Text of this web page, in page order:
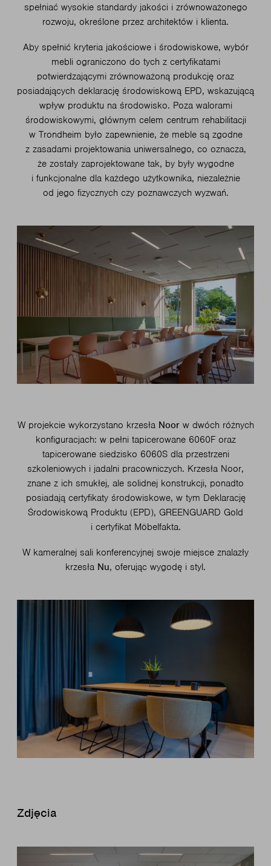
spełniać wysokie standardy jakości i zrównoważonego
rozwoju, określone przez architektów i klienta.
Aby spełnić kryteria jakościowe i środowiskowe, wybór
mebli ograniczono do tych z certyfikatami
potwierdzającymi zrównoważoną produkcję oraz
posiadających deklarację środowiskową EPD, wskazującą
wpływ produktu na środowisko. Poza walorami
środowiskowymi, głównym celem centrum rehabilitacji
w Trondheim było zapewnienie, że meble są zgodne
z zasadami projektowania uniwersalnego, co oznacza,
że zostały zaprojektowane tak, by były wygodne
i funkcjonalne dla każdego użytkownika, niezależnie
od jego fizycznych czy poznawczych wyzwań.
W projekcie wykorzystano krzesła Noorw dwóch różnych
konfiguracjach: w pełni tapicerowane 6060F oraz
tapicerowane siedzisko 6060S dla przestrzeni
szkoleniowych i jadalni pracowniczych. Krzesła Noor,
znane z ich smukłej, ale solidnej konstrukcji, ponadto
posiadają certyfikaty środowiskowe, w tym Deklarację
Środowiskową Produktu (EPD), GREENGUARD Gold
i certyfikat Möbelfakta.
W kameralnej sali konferencyjnej swoje miejsce znalazły
krzesła Nu, oferując wygodę i styl.
Zdjęcia